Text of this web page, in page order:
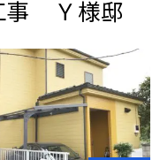
事 Ｙ様邸